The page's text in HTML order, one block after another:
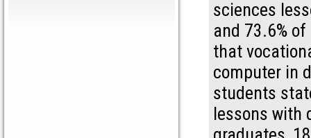
sciences
and 73.6%
that
computer in
students
lessons with